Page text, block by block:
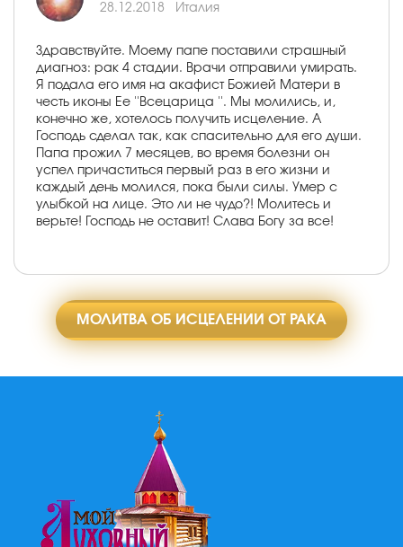
28.12.2018 Италия
Здравствуйте. Моему папе поставили страшный
диагноз: рак 4 стадии. Врачи отправили умирать.
Я подала его имя на акафист Божией Матери в
честь иконы Ее ''Всецарица ''. Мы молились, и,
конечно же, хотелось получить исцеление. А
Господь сделал так, как спасительно для его души.
Папа прожил 7 месяцев, во время болезни он
успел причаститься первый раз в его жизни и
каждый день молился, пока были силы. Умер с
улыбкой на лице. Это ли не чудо?! Молитесь и
верьте! Господь не оставит! Слава Богу за все!
МОЛИТВА ОБ ИСЦЕЛЕНИИ ОТ РАКА